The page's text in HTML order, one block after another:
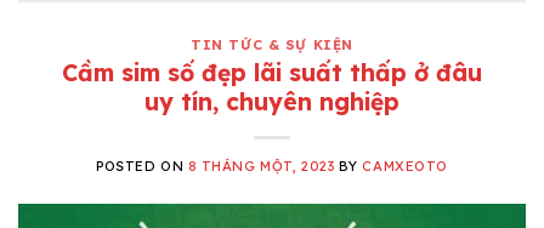
TIN TỨC & SỰ KIỆN
Cầm sim số đẹp lãi suất thấp ở đâu
uy tín, chuyên nghiệp
POSTED ON 8 THÁNG MỘT, 2023 BYCAMXEOTO